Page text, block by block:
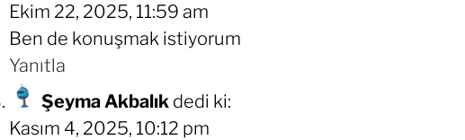
Ekim 22, 2025, 11:59 am
Ben de konuşmak istiyorum
Yanıtla
Şeyma Akbalık dedi ki:
Kasım 4, 2025, 10:12 pm